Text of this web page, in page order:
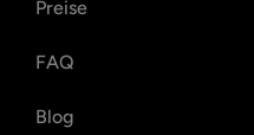
Preise
FAQ
Blog